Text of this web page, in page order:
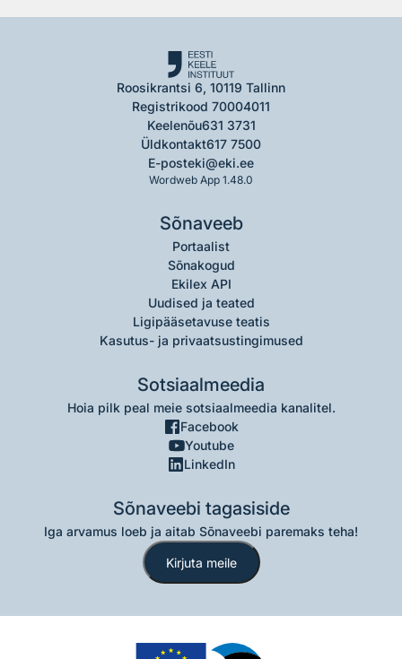
Roosikrantsi 6, 10119 Tallinn
Registrikood 70004011
Keelenõu631 3731
Üldkontakt617 7500
E-posteki@eki.ee
Wordweb App 1.48.0
Sõnaveeb
Portaalist
Sõnakogud
Ekilex API
Uudised ja teated
Ligipääsetavuse teatis
Kasutus- ja privaatsustingimused
Sotsiaalmeedia
Hoia pilk peal meie sotsiaalmeedia kanalitel.
Facebook
Youtube
LinkedIn
Sõnaveebi tagasiside
Iga arvamus loeb ja aitab Sõnaveebi paremaks teha!
Kirjuta meile